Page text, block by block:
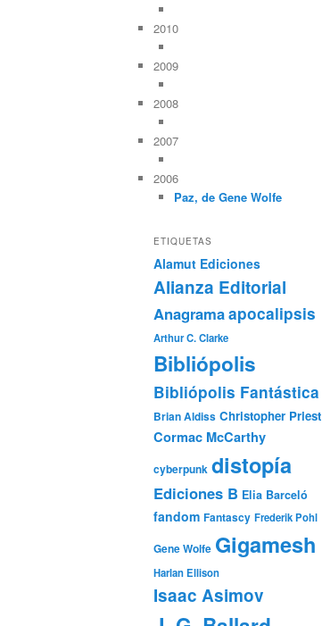
2010
2009
2008
2007
2006
Paz, de Gene Wolfe
ETIQUETAS
Alamut Ediciones
Alianza Editorial
Anagramaapocalipsis
Arthur C. Clarke
Bibliópolis
Bibliópolis Fantástica
Brian Aldiss Christopher Priest
Cormac McCarthy
cyberpunk distopía
Ediciones B Elia Barceló
fandom Fantascy Frederik Pohl
Gene Wolfe Gigamesh
Harlan Ellison
Isaac Asimov